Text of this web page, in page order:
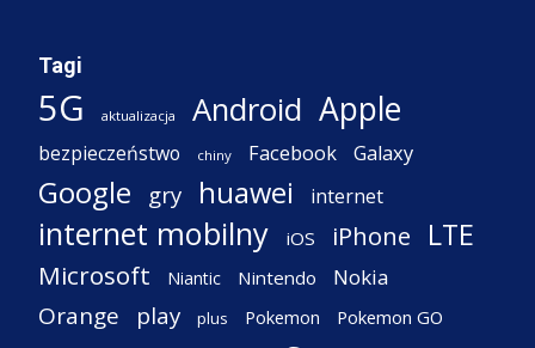
Tagi
5G aktualizacja Android Apple
bezpieczeństwo chiny Facebook Galaxy
Google gry huawei internet
internet mobilny iOS iPhone LTE
Microsoft Niantic Nintendo Nokia
Orange play plus Pokemon Pokemon GO